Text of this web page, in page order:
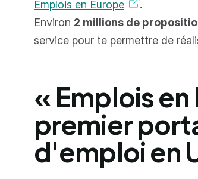
Emplois en Europe
.
Environ 2 millions de
service pour te permettre de
« Emplois en
premier
d'emploi en